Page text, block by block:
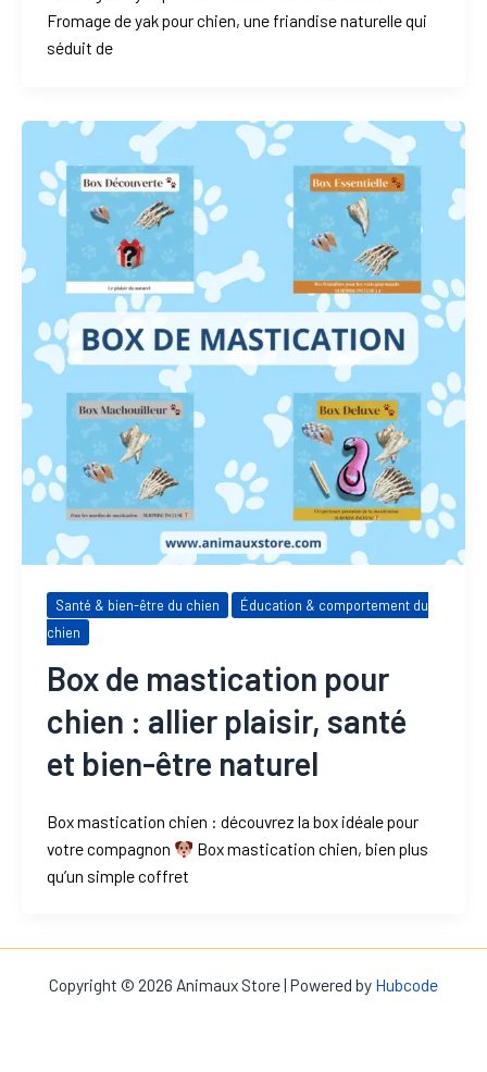
Fromage de yak pour chien, une friandise naturelle qui
séduit de
Santé & bien-être du chien
Éducation & comportement du
chien
Box de mastication pour
chien : allier plaisir, santé
et bien-être naturel
Box mastication chien : découvrez la box idéale pour
votre compagnon
Box mastication chien, bien plus
qu’un simple coffret
Copyright © 2026 Animaux Store | Powered by Hubcode